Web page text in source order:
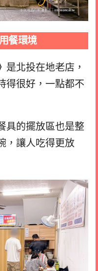
餐環境
是北投在地老店，
得很好，一點都不
具的擺放區也是整
，讓人吃得更放